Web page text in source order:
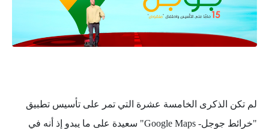
لم تكن الذكرى الخامسة عشرة التي تمر على تأسيس تطبيق
"خرائط جوجل- Google Maps" سعيدة على ما يبدو إذ أنه في